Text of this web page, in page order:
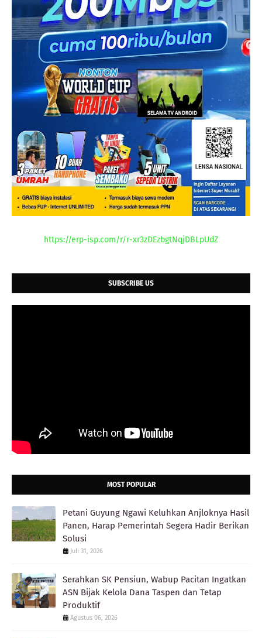
https://erp-isp.com/r/r-xr3zDEzbgtNqjDBLpUdZ
SUBSCRIBE US
MOST POPULAR
Petani Guyung Ngawi Keluhkan Anjloknya Hasil
Panen, Harap Pemerintah Segera Hadir Berikan
Solusi
Juli 31, 2026
Serahkan SK Pensiun, Wabup Pacitan Ingatkan
ASN Bijak Kelola Dana Taspen dan Tetap
Produktif
Agustus 06, 2026